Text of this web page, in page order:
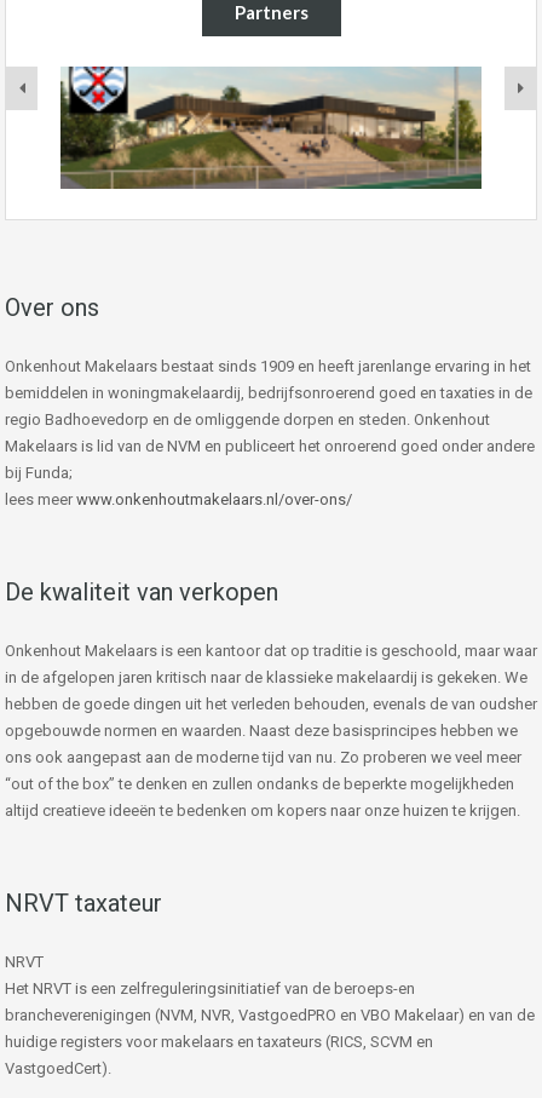
Partners
Over ons
Onkenhout Makelaars bestaat sinds 1909 en heeft jarenlange ervaring in het
bemiddelen in woningmakelaardij, bedrijfsonroerend goed en taxaties in de
regio Badhoevedorp en de omliggende dorpen en steden. Onkenhout
Makelaars is lid van de NVM en publiceert het onroerend goed onder andere
bij Funda;
lees meer www.onkenhoutmakelaars.nl/over-ons/
De kwaliteit van verkopen
Onkenhout Makelaars is een kantoor dat op traditie is geschoold, maar waar
in de afgelopen jaren kritisch naar de klassieke makelaardij is gekeken. We
hebben de goede dingen uit het verleden behouden, evenals de van oudsher
opgebouwde normen en waarden. Naast deze basisprincipes hebben we
ons ook aangepast aan de moderne tijd van nu. Zo proberen we veel meer
“out of the box” te denken en zullen ondanks de beperkte mogelijkheden
altijd creatieve ideeën te bedenken om kopers naar onze huizen te krijgen.
NRVT taxateur
NRVT
Het NRVT is een zelfreguleringsinitiatief van de beroeps-en
brancheverenigingen (NVM, NVR, VastgoedPRO en VBO Makelaar) en van de
huidige registers voor makelaars en taxateurs (RICS, SCVM en
VastgoedCert).